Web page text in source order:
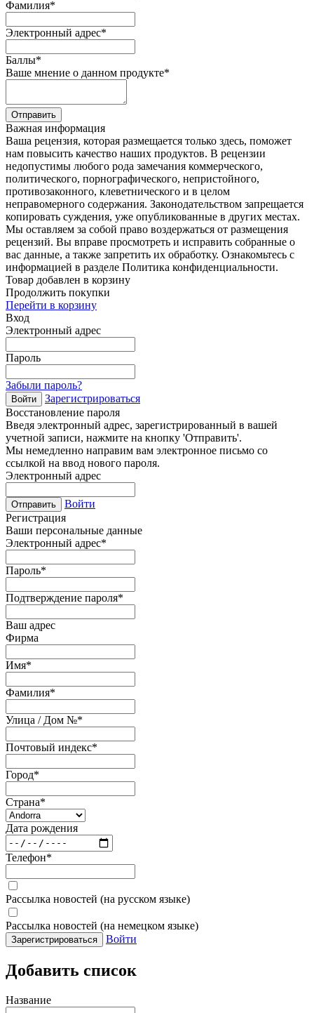
Фамилия*
Электронный адрес*
Баллы*
Ваше мнение о данном продукте*
Отправить
Важная информация
Ваша рецензия, которая размещается только здесь, поможет
нам повысить качество наших продуктов. В рецензии
недопустимы любого рода замечания коммерческого,
политического, порнографического, непристойного,
противозаконного, клеветнического и в целом
неправомерного содержания. Законодательством запрещается
копировать суждения, уже опубликованные в других местах.
Мы оставляем за собой право воздержаться от размещения
рецензий. Вы вправе просмотреть и исправить собранные о
вас данные, а также запретить их обработку. Ознакомьтесь с
информацией в разделе Политика конфиденциальности.
Товар добавлен в корзину
Продолжить покупки
Перейти в корзину
Вход
Электронный адрес
Пароль
Забыли пароль?
Войти
Зарегистрироваться
Восстановление пароля
Введя электронный адрес, зарегистрированный в вашей
учетной записи, нажмите на кнопку 'Отправить'.
Мы немедленно направим вам электронное письмо со
ссылкой на ввод нового пароля.
Электронный адрес
Отправить
Войти
Регистрация
Ваши персональные данные
Электронный адрес*
Пароль*
Подтверждение пароля*
Ваш адрес
Фирма
Имя*
Фамилия*
Улица / Дом №*
Почтовый индекс*
Город*
Страна*
Дата рождения
Телефон*
Рассылка новостей (на русском языке)
Рассылка новостей (на немецком языке)
Зарегистрироваться Войти
Добавить список
Название